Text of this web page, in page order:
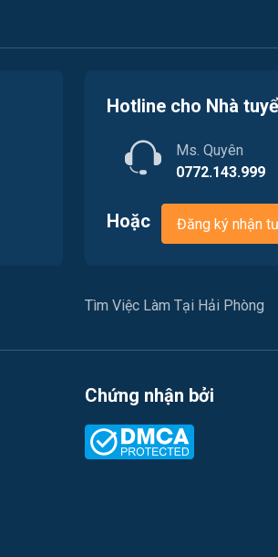
Hotline cho Nhà
Ms. Quyên
0772.143.999
Hoặc Đăng ký nhận
Tìm Việc Làm Tại Hải Phòng
Chứng nhận bởi